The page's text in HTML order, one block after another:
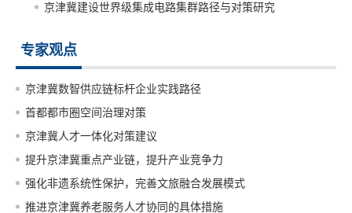
京津冀建设世界级集成电路集群路径与对策研究
专家观点
京津冀数智供应链标杆企业实践路径
首都都市圈空间治理对策
京津冀人才一体化对策建议
提升京津冀重点产业链，提升产业竞争力
强化非遗系统性保护，完善文旅融合发展模式
推进京津冀养老服务人才协同的具体措施